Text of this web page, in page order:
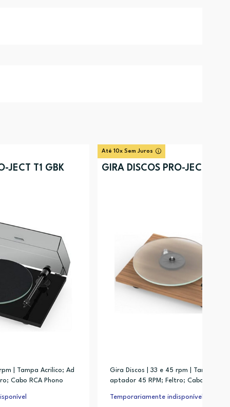
JECT T1 GBK
| Tampa Acrilico; Ad
Cabo RCA Phono
Até 10x Sem Juros
GIRA DISCOS PRO-JECT T1
Gira Discos | 33 e 45 rpm | Tampa
aptador 45 RPM; Feltro; Cabo RCA
Temporariamente indisponível